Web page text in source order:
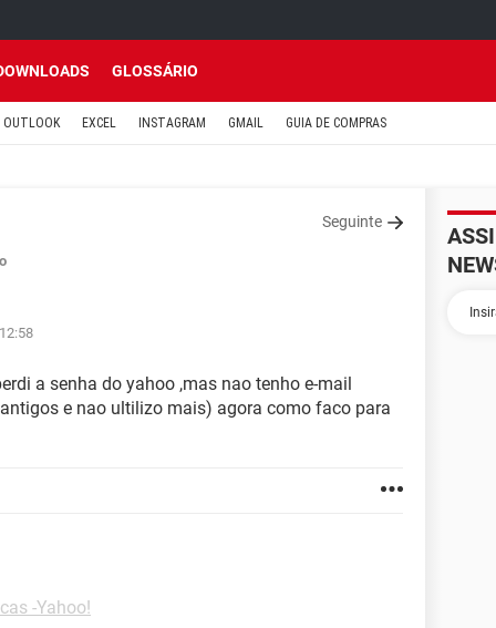
GLOSSÁRIO
OUTLOOK EXCEL INSTAGRAM GMAIL GUIA DE COMPRAS
Seguinte
a senha do yahoo ,mas nao tenho e-mail
e nao ultilizo mais) agora como faco para
-Yahoo!